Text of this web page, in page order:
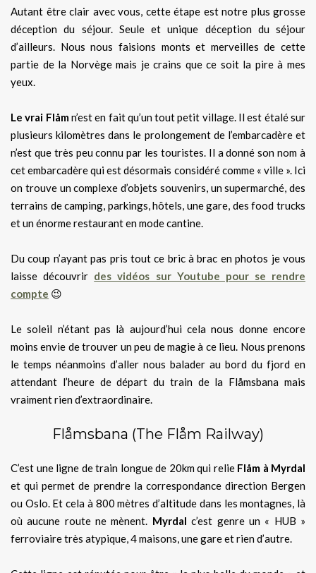
Autant être clair avec vous, cette étape est notre plus grosse
déception du séjour. Seule et unique déception du séjour
d’ailleurs. Nous nous faisions monts et merveilles de cette
partie de la Norvège mais je crains que ce soit la pire à mes
yeux.
Le vrai Flåmn’est en fait qu’un tout petit village. Il est étalé sur
plusieurs kilomètres dans le prolongement de l’embarcadère et
n’est que très peu connu par les touristes. Il a donné son nom à
cet embarcadère qui est désormais considéré comme « ville ». Ici
on trouve un complexe d’objets souvenirs, un supermarché, des
terrains de camping, parkings, hôtels, une gare, des food trucks
et un énorme restaurant en mode cantine.
Du coup n’ayant pas pris tout ce bric à brac en photos je vous
laisse découvrir des vidéos sur Youtube pour se rendre
compte 😉
Le soleil n’étant pas là aujourd’hui cela nous donne encore
moins envie de trouver un peu de magie à ce lieu. Nous prenons
le temps néanmoins d’aller nous balader au bord du fjord en
attendant l’heure de départ du train de la Flåmsbana mais
vraiment rien d’extraordinaire.
Flåmsbana (The Flåm Railway)
C’est une ligne de train longue de 20km qui relie Flåm à Myrdal
et qui permet de prendre la correspondance direction Bergen
ou Oslo. Et cela à 800 mètres d’altitude dans les montagnes, là
où aucune route ne mènent. Myrdal c’est genre un « HUB »
ferroviaire très atypique, 4 maisons, une gare et rien d’autre.